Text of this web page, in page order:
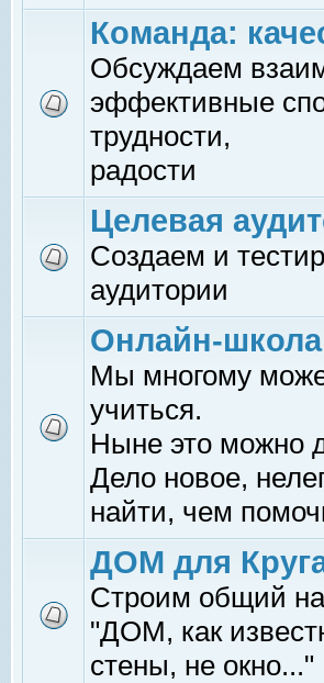
Команда:
Обсуждаем
эффективные
трудности,
радости
Целевая
Создаем и
аудитории
Онлайн-школа
Мы многому
учиться.
Ныне это можно
Дело новое,
найти, чем
ДОМ для
Строим общий
"ДОМ, как
стены, не окно..."